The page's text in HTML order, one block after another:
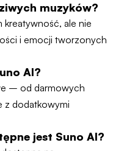
muzyków?
kreatywność, ale nie
i emocji tworzonych
AI?
– od darmowych
z dodatkowymi
jest Suno AI?